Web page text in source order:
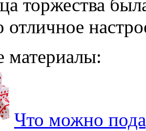
торжества
отличное
материалы:
Что можно